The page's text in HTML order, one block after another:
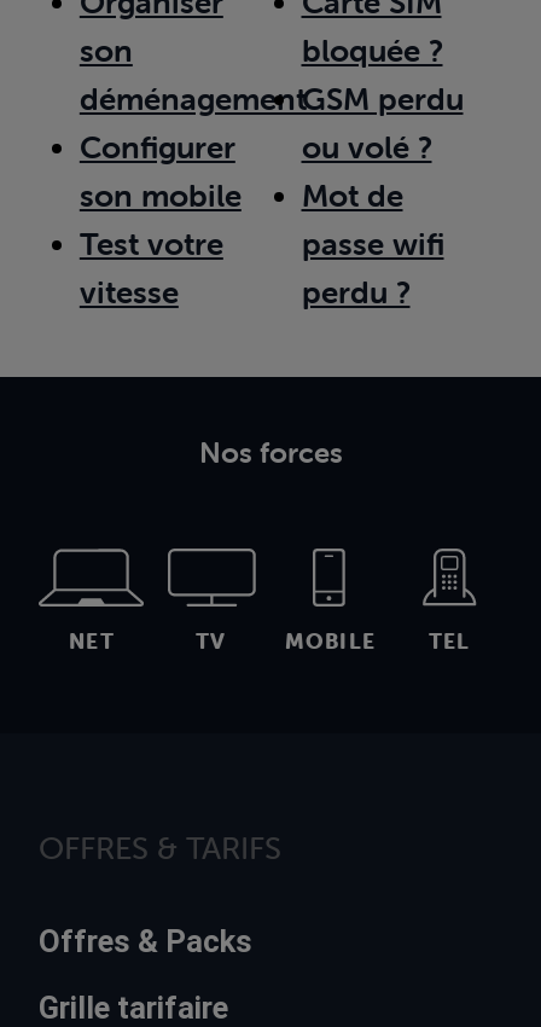
son
déménagement
Configurer
son mobile
Test votre
vitesse
bloquée ?
GSM perdu
ou volé ?
Mot de
passe wifi
perdu ?
Nos forces
NET TV MOBILE TEL
OFFRES & TARIFS
Offres & Packs
Grille tarifaire